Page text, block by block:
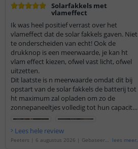
Solarfakkels met
vlameffect
Ik was heel positief verrast over het
vlameffect dat de solar fakkels gaven. Niet
te onderscheiden van echt! Ook de
drukknop is een meerwaarde, je kan ht
vlam effect kiezen, ofwel vast licht, ofwel
uitzetten.
Dit laatste is n meerwaarde omdat dit bij
opstart van de solar fakkels de batterij tot
ht maximum zal opladen om zo de
zonnepaneeltjes volledig tot hun capaciteit
deze nu prachtig branden bij avond. Geeft
een prachtige Arabische sfeer. Ook de
Lees hele review
Peeters | 6 augustus 2026 | Gebaseerd
lees meer...